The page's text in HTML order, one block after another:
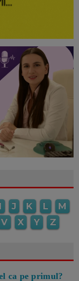
I J K L
M
V X Y Z
ca pe primul?